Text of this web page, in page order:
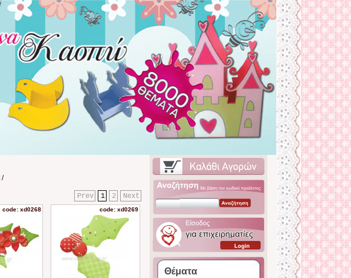
/
Next
2
1
Prev
code: xd0268 code: xd0269
Θέματα